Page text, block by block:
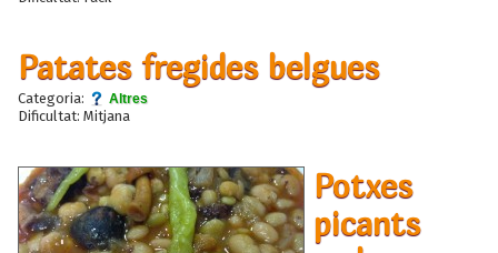
Patates fregides belgues
Categoria: Altres
Dificultat: Mitjana
Potxes
picants